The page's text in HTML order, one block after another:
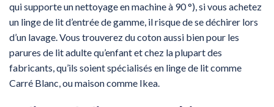
qui supporte un nettoyage en machine à 90 °), si vous achetez
un linge de lit d’entrée de gamme, il risque de se déchirer lors
d’un lavage. Vous trouverez du coton aussi bien pour les
parures de lit adulte qu’enfant et chez la plupart des
fabricants, qu’ils soient spécialisés en linge de lit comme
Carré Blanc, ou maison comme Ikea.